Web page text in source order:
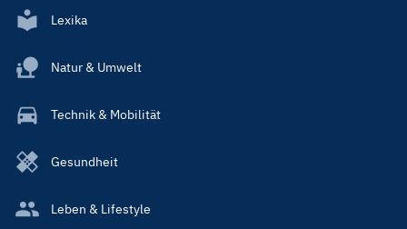
Lexika
Natur & Umwelt
Technik & Mobilität
Gesundheit
Leben & Lifestyle